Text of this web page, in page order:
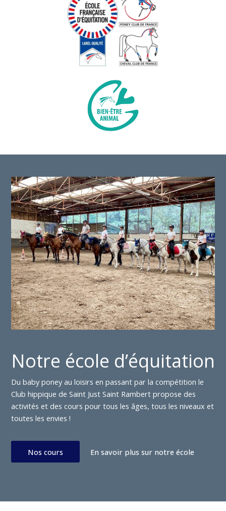
Notre école d’équitation
Du baby poney au loisirs en passant par la compétition le
Club hippique de Saint Just Saint Rambert propose des
activités et des cours pour tous les âges, tous les niveaux et
toutes les envies !
Nos cours En savoir plus sur notre école